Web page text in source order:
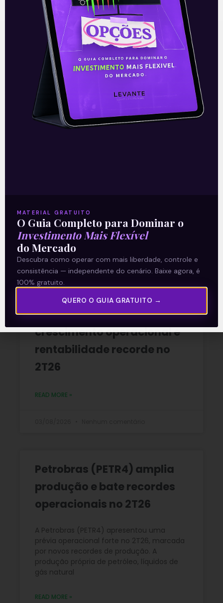
Recomendado para
você
Ouvindo o que o Copom não
Selic em
READ MORE »
06/08/2026 Nenhum comentário
Multiplan (MULT3) combina
crescimento operacional e
rentabilidade recorde no
2T26
READ MORE »
Petrobras (PETR4) amplia
produção e bate recordes
operacionais no 2T26
A Petrobras (PETR4) apresentou uma
prévia operacional forte no 2T26, marcada
por novos recordes de produção. A
produção própria de petróleo, líquidos de
gás natural
READ MORE »
MATERIAL GRATUITO
O Guia Completo para Dominar o
Investimento Mais Flexível
do Mercado
Descubra como operar com mais liberdade, controle e
consistência — independente do cenário. Baixe agora, é
100% gratuito.
QUERO O GUIA GRATUITO →